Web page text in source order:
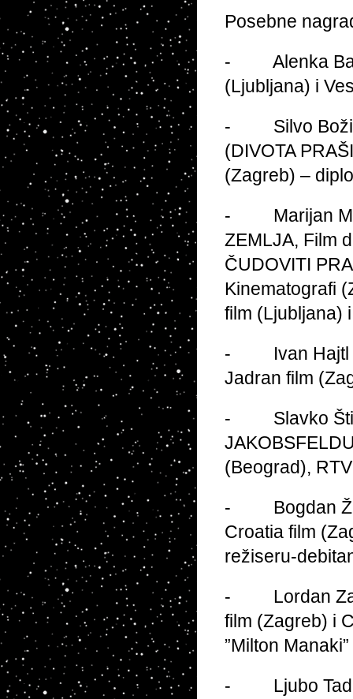
Posebne
- Alenka Bartl
(Ljubljana) i
- Silvo Božič
(DIVOTA
(Zagreb) –
- Marijan
ZEMLJA, Film
ČUDOVITI
Kinematografi
film (Ljubljana)
- Ivan Hajtl za
Jadran film
- Slavko
(Beograd),
- Bogdan
Croatia film
režiseru-
- Lordan
film (Zagreb) i
”Milton Manaki”
- Ljubo Tadić